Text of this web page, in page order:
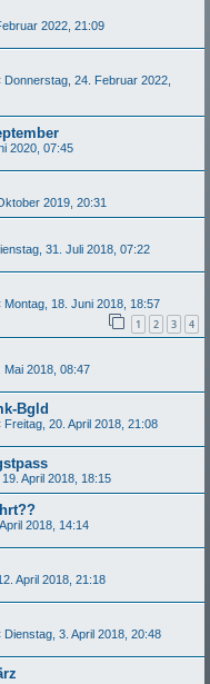
2022, 21:09
Donnerstag, 24. Februar 2022,
2020, 07:45
2019, 20:31
31. Juli 2018, 07:22
Montag, 18. Juni 2018, 18:57
1 2 3 4
Mai 2018, 08:47
Bgld
Freitag, 20. April 2018, 21:08
April 2018, 18:15
2018, 14:14
April 2018, 21:18
Dienstag, 3. April 2018, 20:48